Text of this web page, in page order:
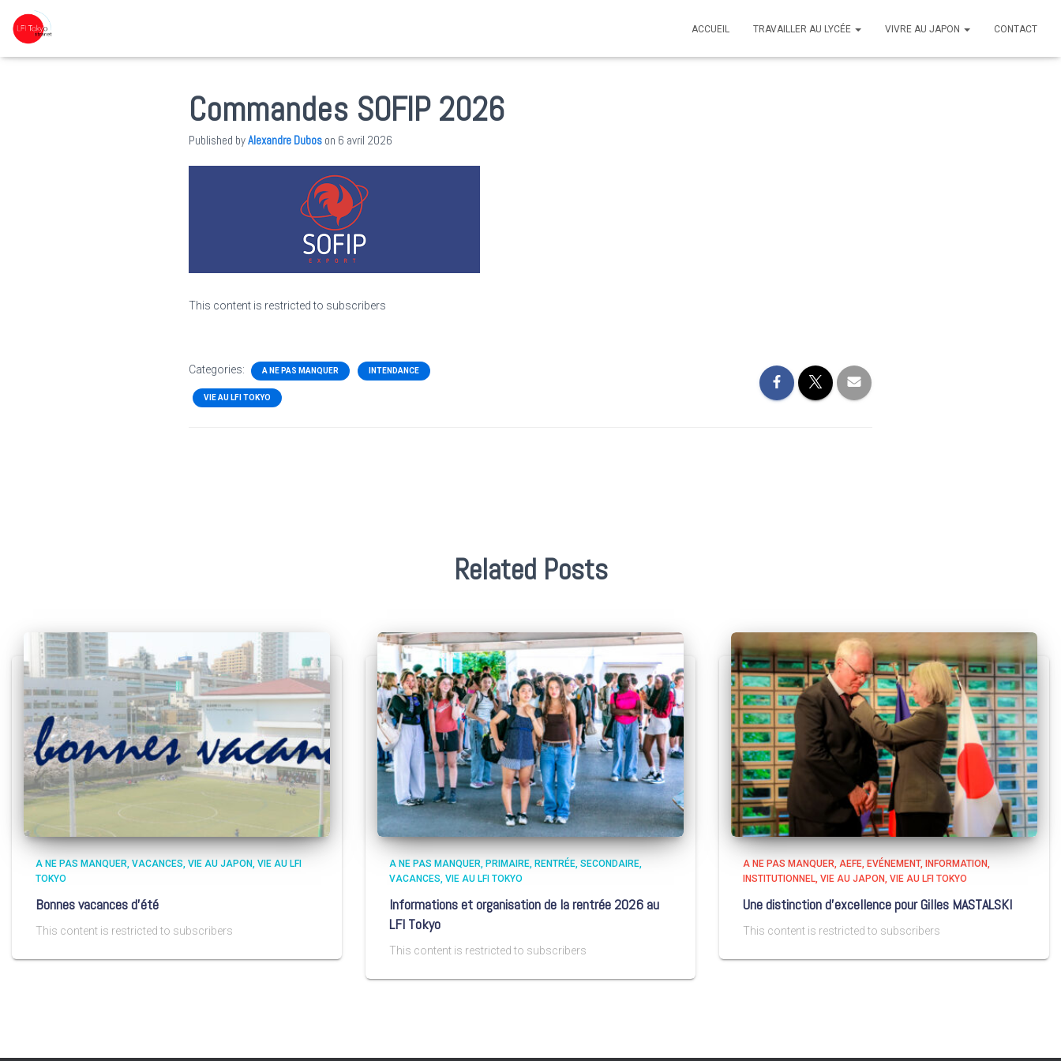
ACCUEIL TRAVAILLER AU LYCÉE VIVRE AU JAPON CONTACT
Commandes SOFIP 2026
Published byAlexandre Dubos on 6 avril 2026
This content is restricted to subscribers
Categories: A NE PAS MANQUER INTENDANCE
VIE AU LFI TOKYO
Related Posts
A NE PAS MANQUER VACANCES VIE AU JAPON VIE AU LFI
TOKYO
Bonnes vacances d’été
This content is restricted to subscribers
A NE PAS MANQUER PRIMAIRE RENTRÉE SECONDAIRE
VACANCES VIE AU LFI TOKYO
Informations et organisation de la rentrée 2026 au
LFI Tokyo
This content is restricted to subscribers
A NE PAS MANQUER AEFE EVÉNEMENT INFORMATION
INSTITUTIONNEL VIE AU JAPON VIE AU LFI TOKYO
Une distinction d’excellence pour Gilles MASTALSKI
This content is restricted to subscribers